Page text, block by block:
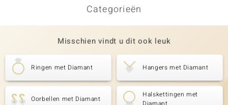
Categorieën
Misschien vindt u dit ook leuk
Ringen met Diamant Hangers met Diamant
Oorbellen met Diamant
Halskettingen met